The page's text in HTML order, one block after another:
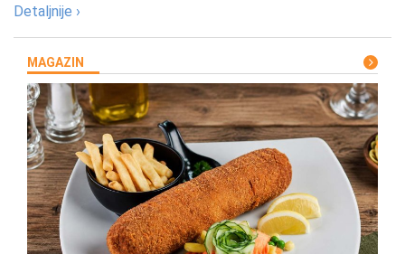
Detaljnije ›
MAGAZIN